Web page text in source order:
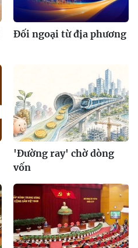
Đối ngoại từ địa phương
'Đường ray' chờ dòng
vốn